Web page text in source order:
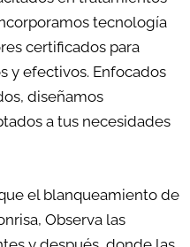
tecnología
certificados para
y efectivos. Enfocados
diseñamos
a tus necesidades
el blanqueamiento de
Observa las